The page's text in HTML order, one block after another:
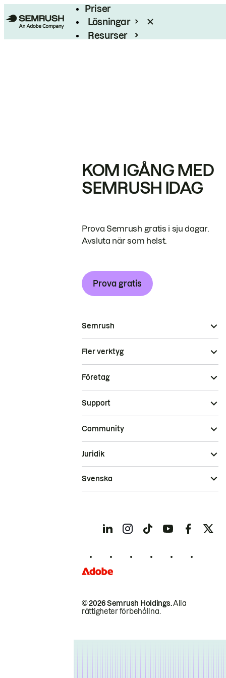
Priser
Lösningar
Resurser
KOM IGÅNG MED
SEMRUSH IDAG
Prova Semrush gratis i sju dagar.
Avsluta när som helst.
Prova gratis
Semrush
Fler verktyg
Företag
Support
Community
© 2026 Semrush Holdings.Alla
rättigheter förbehållna.
Juridik
Svenska